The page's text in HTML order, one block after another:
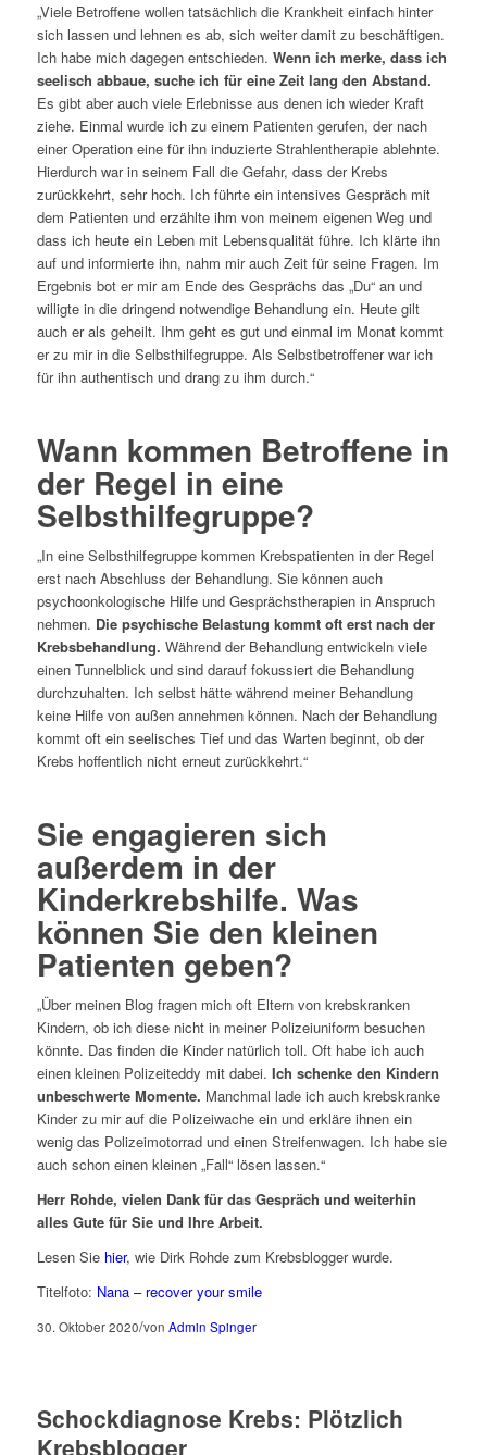
„Viele Betroffene wollen tatsächlich die Krankheit einfach hinter
sich lassen und lehnen es ab, sich weiter damit zu beschäftigen.
Ich habe mich dagegen entschieden. Wenn ich merke, dass ich
seelisch abbaue, suche ich für eine Zeit lang den Abstand.
Es gibt aber auch viele Erlebnisse aus denen ich wieder Kraft
ziehe. Einmal wurde ich zu einem Patienten gerufen, der nach
einer Operation eine für ihn induzierte Strahlentherapie ablehnte.
Hierdurch war in seinem Fall die Gefahr, dass der Krebs
zurückkehrt, sehr hoch. Ich führte ein intensives Gespräch mit
dem Patienten und erzählte ihm von meinem eigenen Weg und
dass ich heute ein Leben mit Lebensqualität führe. Ich klärte ihn
auf und informierte ihn, nahm mir auch Zeit für seine Fragen. Im
Ergebnis bot er mir am Ende des Gesprächs das „Du“ an und
willigte in die dringend notwendige Behandlung ein. Heute gilt
auch er als geheilt. Ihm geht es gut und einmal im Monat kommt
er zu mir in die Selbsthilfegruppe. Als Selbstbetroffener war ich
für ihn authentisch und drang zu ihm durch.“
Wann kommen Betroffene in
der Regel in eine
Selbsthilfegruppe?
„In eine Selbsthilfegruppe kommen Krebspatienten in der Regel
erst nach Abschluss der Behandlung. Sie können auch
psychoonkologische Hilfe und Gesprächstherapien in Anspruch
nehmen. Die psychische Belastung kommt oft erst nach der
Krebsbehandlung. Während der Behandlung entwickeln viele
einen Tunnelblick und sind darauf fokussiert die Behandlung
durchzuhalten. Ich selbst hätte während meiner Behandlung
keine Hilfe von außen annehmen können. Nach der Behandlung
kommt oft ein seelisches Tief und das Warten beginnt, ob der
Krebs hoffentlich nicht erneut zurückkehrt.“
Sie engagieren sich
außerdem in der
Kinderkrebshilfe. Was
können Sie den kleinen
Patienten geben?
„Über meinen Blog fragen mich oft Eltern von krebskranken
Kindern, ob ich diese nicht in meiner Polizeiuniform besuchen
könnte. Das finden die Kinder natürlich toll. Oft habe ich auch
einen kleinen Polizeiteddy mit dabei. Ich schenke den Kindern
unbeschwerte Momente. Manchmal lade ich auch krebskranke
Kinder zu mir auf die Polizeiwache ein und erkläre ihnen ein
wenig das Polizeimotorrad und einen Streifenwagen. Ich habe sie
auch schon einen kleinen „Fall“ lösen lassen.“
Herr Rohde, vielen Dank für das Gespräch und weiterhin
alles Gute für Sie und Ihre Arbeit.
Lesen Sie hier, wie Dirk Rohde zum Krebsblogger wurde.
Titelfoto: Nana – recover your smile
30. Oktober 2020/von Admin Spinger
Schockdiagnose Krebs: Plötzlich
Krebsblogger